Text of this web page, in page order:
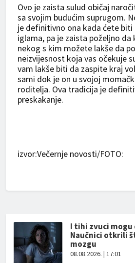
Ovo je zaista sulud običaj
sa svojim budućim suprugom.
je definitivno ona kada ćete biti
iglama, pa je zaista poželjno da
nekog s kim možete lakše da
neizvijesnost koja vas očekuje
vam lakše biti da zaspite kraj
sami dok je on u svojoj
roditelja. Ova tradicija je
preskakanje.
izvor:Večernje novosti/FOTO:
I tihi zvuci mogu
Naučnici otkrili
mozgu
08.08.2026. | 17:01